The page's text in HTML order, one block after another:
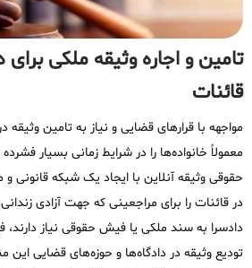
تامین و اجاره وثیقه ملکی برای
قائنات
مواجهه با قرارهای قضایی و نیاز به تامین وثیقه
معمولاً خانواده‌ها را در شرایط زمانی بسیار
حقوقی وثیقه آنلاین با ایجاد یک شبکه قانونی
در قائنات را برای مراجعینی که جهت آزادی
دادسرا به سند ملکی یا فیش حقوقی نیاز دارند،
تودیع وثیقه در دادگاه‌ها و حوزه‌های قضایی این